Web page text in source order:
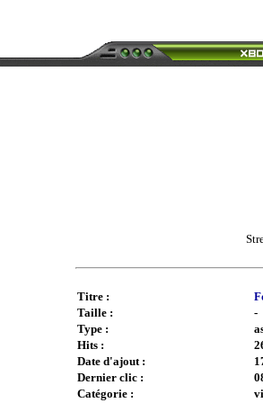
Titre :
Taille :
-
Type :
Hits :
Date d'ajout :
Dernier clic :
Catégorie :